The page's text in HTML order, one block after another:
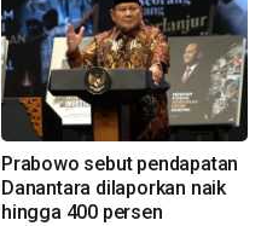
Prabowo sebut pendapatan
Danantara dilaporkan naik
hingga 400 persen